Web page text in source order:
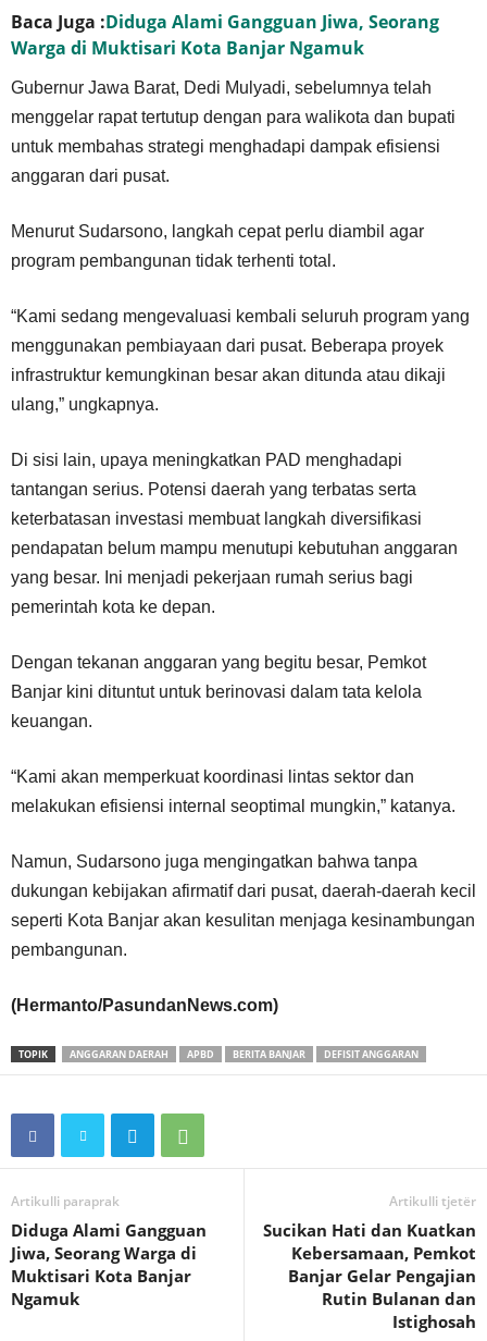
Baca Juga :Diduga Alami Gangguan Jiwa, Seorang
Warga di Muktisari Kota Banjar Ngamuk
Gubernur Jawa Barat, Dedi Mulyadi, sebelumnya telah
menggelar rapat tertutup dengan para walikota dan bupati
untuk membahas strategi menghadapi dampak efisiensi
anggaran dari pusat.
Menurut Sudarsono, langkah cepat perlu diambil agar
program pembangunan tidak terhenti total.
“Kami sedang mengevaluasi kembali seluruh program yang
menggunakan pembiayaan dari pusat. Beberapa proyek
infrastruktur kemungkinan besar akan ditunda atau dikaji
ulang,” ungkapnya.
Di sisi lain, upaya meningkatkan PAD menghadapi
tantangan serius. Potensi daerah yang terbatas serta
keterbatasan investasi membuat langkah diversifikasi
pendapatan belum mampu menutupi kebutuhan anggaran
yang besar. Ini menjadi pekerjaan rumah serius bagi
pemerintah kota ke depan.
Dengan tekanan anggaran yang begitu besar, Pemkot
Banjar kini dituntut untuk berinovasi dalam tata kelola
keuangan.
“Kami akan memperkuat koordinasi lintas sektor dan
melakukan efisiensi internal seoptimal mungkin,” katanya.
Namun, Sudarsono juga mengingatkan bahwa tanpa
dukungan kebijakan afirmatif dari pusat, daerah-daerah kecil
seperti Kota Banjar akan kesulitan menjaga kesinambungan
pembangunan.
(Hermanto/PasundanNews.com)
TOPIK ANGGARAN DAERAH APBD BERITA BANJAR DEFISIT ANGGARAN
Artikulli paraprak
Diduga Alami Gangguan
Jiwa, Seorang Warga di
Muktisari Kota Banjar
Ngamuk
Artikulli tjetër
Sucikan Hati dan Kuatkan
Kebersamaan, Pemkot
Banjar Gelar Pengajian
Rutin Bulanan dan
Istighosah